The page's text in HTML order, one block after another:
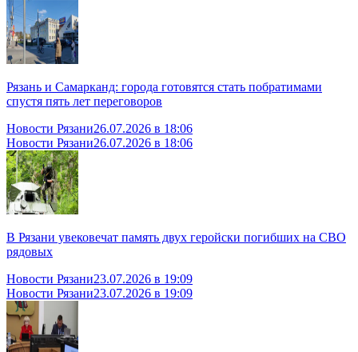
Рязань и Самарканд: города готовятся стать побратимами
спустя пять лет переговоров
Новости Рязани26.07.2026 в 18:06
Новости Рязани26.07.2026 в 18:06
В Рязани увековечат память двух геройски погибших на СВО
рядовых
Новости Рязани23.07.2026 в 19:09
Новости Рязани23.07.2026 в 19:09